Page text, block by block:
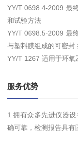
YY/T 0698.4-2009 最
和试验方法
YY/T 0698.5-2009 最
与塑料膜组成的可密封
YY/T 1267 适用于环氧
服务优势
1.拥有众多先进仪器
确可靠，检测报告具有